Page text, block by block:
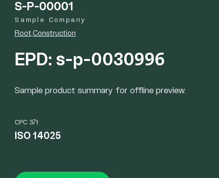
S-P-00001
Sample Company
RootConstruction
EPD: s-p-0030996
Sample product summary for offline preview.
CPC 371
ISO 14025